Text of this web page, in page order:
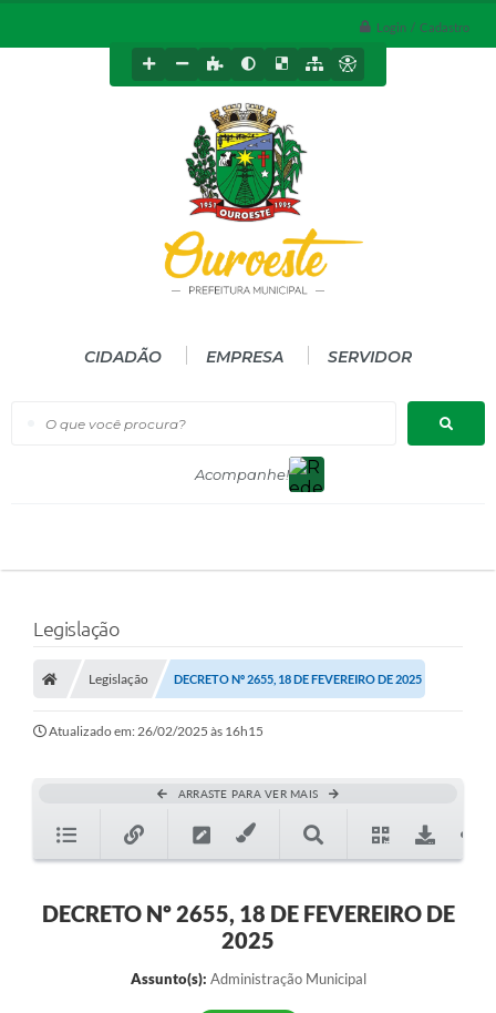
Login / Cadastro
O que você procura?
CIDADÃO EMPRESA SERVIDOR
Legislação
Legislação DECRETO Nº 2655, 18 DE FEVEREIRO DE 2025
Atualizado em: 26/02/2025 às 16h15
ARRASTE PARA VER MAIS
DECRETO Nº 2655, 18 DE FEVEREIRO DE
2025
Assunto(s): Administração Municipal